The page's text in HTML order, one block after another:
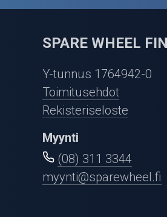
SPARE WHEEL
Y-tunnus 1764942-0
Toimitusehdot
Rekisteriseloste
Myynti
(08) 311 3344
myynti@sparewheel.fi